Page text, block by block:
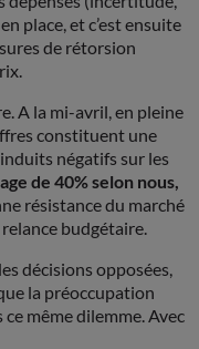
place, et c’est ensuite
de rétorsion
A la mi-avril, en pleine
constituent une
négatifs sur les
de 40% selon nous,
résistance du marché
budgétaire.
décisions opposées,
la préoccupation
même dilemme. Avec